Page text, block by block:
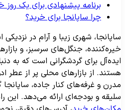
برنامه پیشنهادی برای یک روز
چرا ساپانجا برای خرید؟
شهری زیبا و آرام در نزدیکی
جنگل‌های سرسبز، و
برای گردشگرانی است که به
از بازارهای محلی پر از عطر
و غرفه‌های کنار جاده، ساپانجا
و بودجه‌ای ارائه می‌دهد. این